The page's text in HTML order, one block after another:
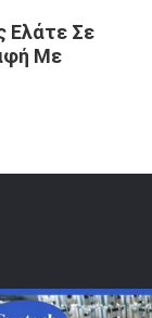
Ελάτε Σε
Με